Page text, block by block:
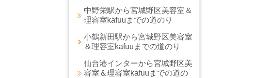
中野栄駅から宮城野区美容室＆
理容室kafuuまでの道のり
小鶴新田駅から宮城野区美容室
＆理容室kafuuまでの道のり
仙台港インターから宮城野区美
容室＆理容室kafuuまでの道の